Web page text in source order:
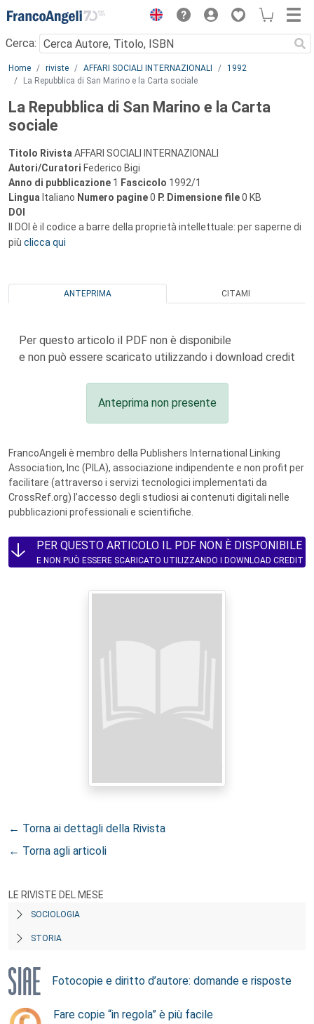
Menu
Cerca:
Main content
Home riviste AFFARI SOCIALI INTERNAZIONALI
1992
La Repubblica di San Marino e la Carta sociale
La Repubblica di San Marino e la Carta
sociale
Titolo Rivista AFFARI SOCIALI INTERNAZIONALI
Autori/Curatori Federico Bigi
Anno di pubblicazione 1 Fascicolo 1992/1
Lingua Italiano Numero pagine0 P. Dimensione file0 KB
DOI
Il DOI è il codice a barre della proprietà intellettuale: per saperne di
più clicca qui
ANTEPRIMA CITAMI
Per questo articolo il PDF non è disponibile
e non può essere scaricato utilizzando i download credit
Anteprima non presente
FrancoAngeli è membro della Publishers International Linking
Association, Inc (PILA), associazione indipendente e non profit per
facilitare (attraverso i servizi tecnologici implementati da
CrossRef.org) l’accesso degli studiosi ai contenuti digitali nelle
pubblicazioni professionali e scientifiche.
PER QUESTO ARTICOLO IL PDF NON È DISPONIBILE
E NON PUÒ ESSERE SCARICATO UTILIZZANDO I DOWNLOAD CREDIT
← Torna ai dettagli della Rivista
← Torna agli articoli
LE RIVISTE DEL MESE
SOCIOLOGIA
STORIA
Fotocopie e diritto d’autore: domande e risposte
Fare copie “in regola” è più facile